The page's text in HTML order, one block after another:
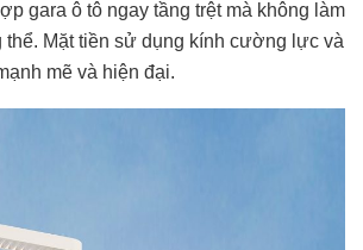
gara ô tô ngay tầng trệt mà không làm
thể. Mặt tiền sử dụng kính cường lực và
mẽ và hiện đại.